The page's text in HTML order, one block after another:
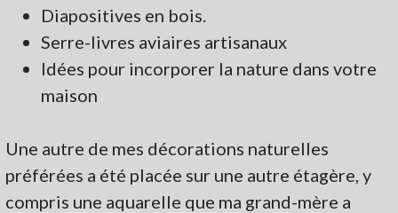
Diapositives en bois.
Serre-livres aviaires artisanaux
Idées pour incorporer la nature dans votre
maison
Une autre de mes décorations naturelles
préférées a été placée sur une autre étagère, y
compris une aquarelle que ma grand-mère a